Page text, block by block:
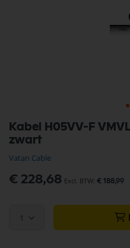
Kabel H05VV-F
zwart
Vatan Cable
€ 228,68 € 188,99
1
naar
het
van
de
afbeeldingen-